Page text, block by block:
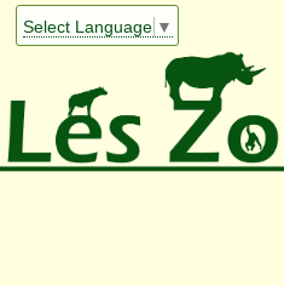
Select Language ▼